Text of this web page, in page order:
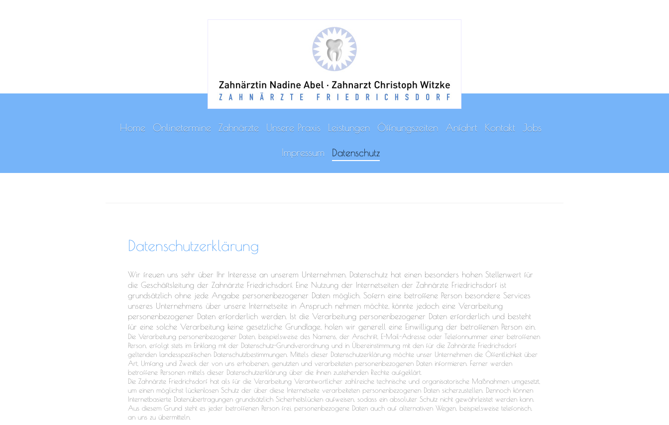
Home Onlinetermine Zahnärzte Unsere Praxis Leistungen Öffnungszeiten Anfahrt Kontakt Jobs
Impressum Datenschutz
Datenschutzerklärung
Wir freuen uns sehr über Ihr Interesse an unserem Unternehmen. Datenschutz hat einen besonders hohen Stellenwert für
die Geschäftsleitung der Zahnärzte Friedrichsdorf. Eine Nutzung der Internetseiten der Zahnärzte Friedrichsdorf ist
grundsätzlich ohne jede Angabe personenbezogener Daten möglich. Sofern eine betroffene Person besondere Services
unseres Unternehmens über unsere Internetseite in Anspruch nehmen möchte, könnte jedoch eine Verarbeitung
personenbezogener Daten erforderlich werden. Ist die Verarbeitung personenbezogener Daten erforderlich und besteht
für eine solche Verarbeitung keine gesetzliche Grundlage, holen wir generell eine Einwilligung der betroffenen Person ein.
Die Verarbeitung personenbezogener Daten, beispielsweise des Namens, der Anschrift, E-Mail-Adresse oder Telefonnummer einer betroffenen
Person, erfolgt stets im Einklang mit der Datenschutz-Grundverordnung und in Übereinstimmung mit den für die Zahnärzte Friedrichsdorf
geltenden landesspezifischen Datenschutzbestimmungen. Mittels dieser Datenschutzerklärung möchte unser Unternehmen die Öffentlichkeit über
Art, Umfang und Zweck der von uns erhobenen, genutzten und verarbeiteten personenbezogenen Daten informieren. Ferner werden
betroffene Personen mittels dieser Datenschutzerklärung über die ihnen zustehenden Rechte aufgeklärt.
Die Zahnärzte Friedrichsdorf hat als für die Verarbeitung Verantwortlicher zahlreiche technische und organisatorische Maßnahmen umgesetzt,
um einen möglichst lückenlosen Schutz der über diese Internetseite verarbeiteten personenbezogenen Daten sicherzustellen. Dennoch können
Internetbasierte Datenübertragungen grundsätzlich Sicherheitslücken aufweisen, sodass ein absoluter Schutz nicht gewährleistet werden kann.
Aus diesem Grund steht es jeder betroffenen Person frei, personenbezogene Daten auch auf alternativen Wegen, beispielsweise telefonisch,
an uns zu übermitteln.